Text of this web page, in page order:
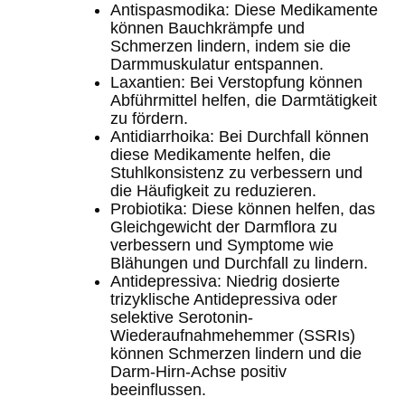
Antispasmodika: Diese Medikamente
können Bauchkrämpfe und
Schmerzen lindern, indem sie die
Darmmuskulatur entspannen.
Laxantien: Bei Verstopfung können
Abführmittel helfen, die Darmtätigkeit
zu fördern.
Antidiarrhoika: Bei Durchfall können
diese Medikamente helfen, die
Stuhlkonsistenz zu verbessern und
die Häufigkeit zu reduzieren.
Probiotika: Diese können helfen, das
Gleichgewicht der Darmflora zu
verbessern und Symptome wie
Blähungen und Durchfall zu lindern.
Antidepressiva: Niedrig dosierte
trizyklische Antidepressiva oder
selektive Serotonin-
Wiederaufnahmehemmer (SSRIs)
können Schmerzen lindern und die
Darm-Hirn-Achse positiv
beeinflussen.